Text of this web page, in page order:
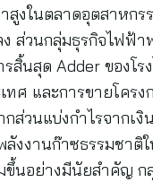
งในตลาดอุตสาหกร
ส่วนกลุ่มธุรกิจไฟฟ้า
รสิ้นสุด Adder ของโ
ทศ และการขายโคร
กส่วนแบ่งกำไรจากเ
ลังงานก๊าซธรรมชาติ
ขึ้นอย่างมีนัยสำคัญ